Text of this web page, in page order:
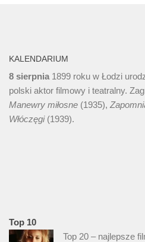
KALENDARIUM
8 sierpnia 1899 roku w Łodzi
polski aktor filmowy i teatralny.
Manewry miłosne (1935),
Włóczęgi(1939).
Top 10
Top 20 – najlepsze